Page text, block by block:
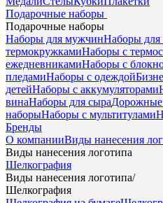
Подарочные наборы
Подарочные наборы
Наборы для мужчинНаборы
термокружкамиНаборы с
ежедневникамиНаборы с
пледамиНаборы с одеждой
детейНаборы с аккумуляторами
винаНаборы для сыра
наборыНаборы с мультитулами
Бренды
О компанииВиды нанесения
Виды нанесения логотипа
Шелкография
Виды нанесения логотипа/
Шелкография